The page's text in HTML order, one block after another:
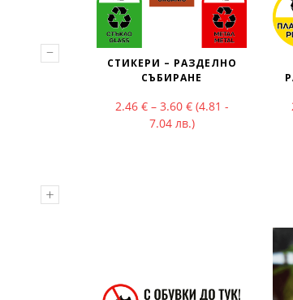
–
+
СТИКЕРИ – РАЗДЕЛНО
СЪБИРАНЕ
2.46 € – 3.60 €Price range: 2.46
(4.81 -
7.04 лв.)